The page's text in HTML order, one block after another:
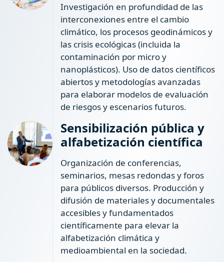
Investigación en profundidad de las
interconexiones entre el cambio
climático, los procesos geodinámicos y
las crisis ecológicas (incluida la
contaminación por micro y
nanoplásticos). Uso de datos científicos
abiertos y metodologías avanzadas
para elaborar modelos de evaluación
de riesgos y escenarios futuros.
Sensibilización pública y
alfabetización científica
Organización de conferencias,
seminarios, mesas redondas y foros
para públicos diversos. Producción y
difusión de materiales y documentales
accesibles y fundamentados
científicamente para elevar la
alfabetización climática y
medioambiental en la sociedad.